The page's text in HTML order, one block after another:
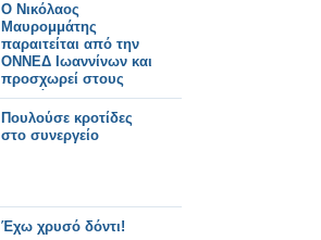
Ο Νικόλαος
Μαυρομμάτης
παραιτείται από την
ΟΝΝΕΔ Ιωαννίνων και
προσχωρεί στους
"Ανεξάρτητους
Έλληνες"!
Πουλούσε κροτίδες
στο συνεργείο
Έχω χρυσό δόντι!